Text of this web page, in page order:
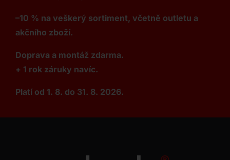
–10 % na veškerý sortiment, včetně outletu a
akčního zboží.
Doprava a montáž zdarma.
+ 1 rok záruky navíc.
Platí od 1. 8. do 31. 8. 2026.